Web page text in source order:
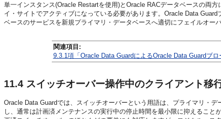
単一インスタンス(Oracle Restartを使用)とOracle RACデータベースの両
イ・サイトでアクティブになっている必要があります。Oracle Data
ベースのサービスを新規プライマリ・データベースへ適切にフェイルオー
関連項目:
9.3.1項「Oracle Data GuardによるOracle Data Guardブロ
11.4 スイッチオーバー操作中のクライアント移
Oracle Data Guardでは、スイッチオーバーという用語は、プライマリ・
し、通常は計画済メンテナンスの実行中の停止時間を最小限に抑えるこ